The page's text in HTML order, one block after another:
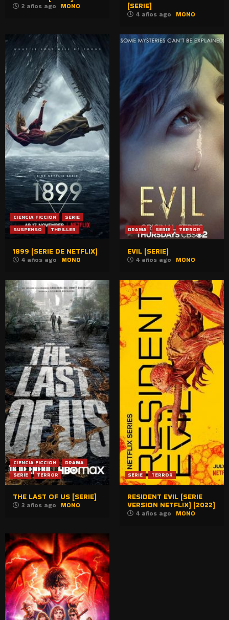
2 años ago MONO
[SERIE]
4 años ago MONO
CIENCIA FICCION
SERIE
SUSPENSO
THRILLER
1899 (SERIE DE NETFLIX)
4 años ago MONO
DRAMA SERIE TERROR
EVIL (SERIE)
4 años ago MONO
CIENCIA FICCION
DRAMA
SERIE
TERROR
THE LAST OF US [SERIE]
3 años ago MONO
SERIE TERROR
RESIDENT EVIL (SERIE
VERSION NETFLIX) (2022)
4 años ago MONO